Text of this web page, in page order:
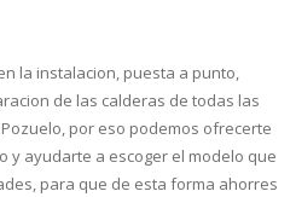
la instalacion, puesta a punto,
de las calderas de todas las
por eso podemos ofrecerte
y ayudarte a escoger el modelo que
para que de esta forma ahorres